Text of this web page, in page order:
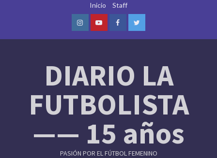
Inicio Staff
InstagramYoutubeFacebookTwitter
DIARIO LA
FUTBOLISTA
—— 15 años
PASIÓN POR EL FÚTBOL FEMENINO